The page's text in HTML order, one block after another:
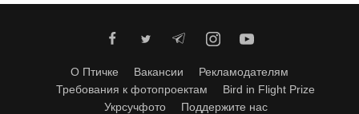
О Птичке Вакансии
Рекламодателям
Требования к фотопроектам
Bird in Flight Prize
Укрсучфото
Поддержите нас